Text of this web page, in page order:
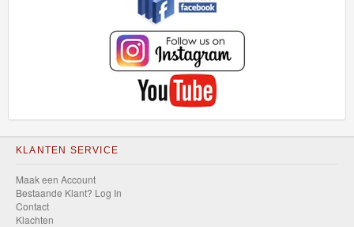
KLANTEN SERVICE
Maak een Account
Bestaande Klant? Log In
Contact
Klachten